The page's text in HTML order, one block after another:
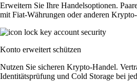
Erweitern Sie Ihre Handelsoptionen.
mit Fiat-Währungen oder anderen
Konto erweitert schützen
Nutzen Sie sicheren Krypto-Handel.
Identitätsprüfung und Cold Storage bei